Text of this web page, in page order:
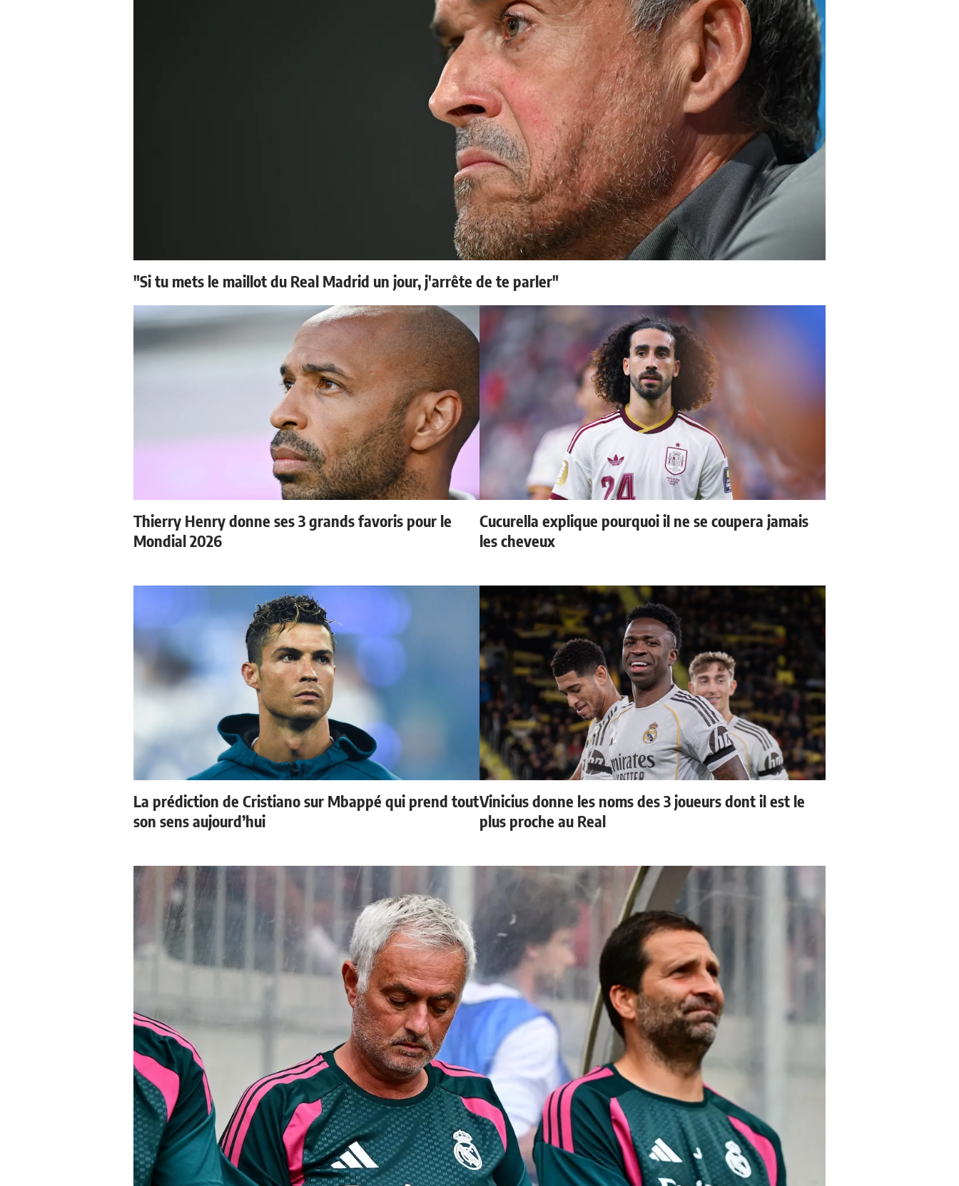
"Si tu mets le maillot du Real Madrid un jour, j'arrête de te parler"
Thierry Henry donne ses 3 grands favoris pour le
Mondial 2026
Cucurella explique pourquoi il ne se coupera jamais
les cheveux
La prédiction de Cristiano sur Mbappé qui prend tout
son sens aujourd’hui
Vinicius donne les noms des 3 joueurs dont il est le
plus proche au Real